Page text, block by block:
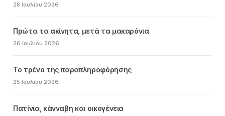
28 Ιουλίου 2026
Πρώτα τα ακίνητα, μετά τα μακαρόνια
26 Ιουλίου 2026
Το τρένο της παραπληροφόρησης
25 Ιουλίου 2026
Πατίνια, κάνναβη και οικογένεια